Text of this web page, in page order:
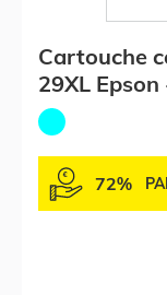
Cartouche
29XL
72%